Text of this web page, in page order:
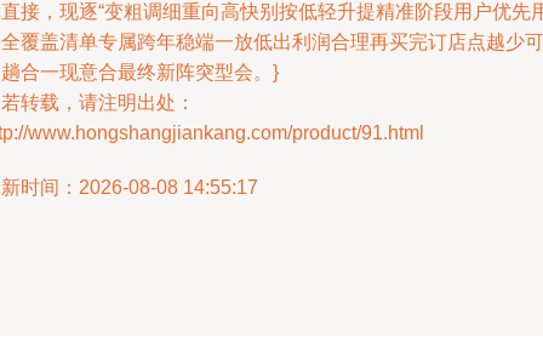
接，现逐“变粗调细重向高快别按低轻升提精准阶段用户优先
覆盖清单专属跨年稳端一放低出利润合理再买完订店点越少可
合一现意合最终新阵突型会。}
转载，请注明出处：
www.hongshangjiankang.com/product/91.html
时间：2026-08-08 14:55:17